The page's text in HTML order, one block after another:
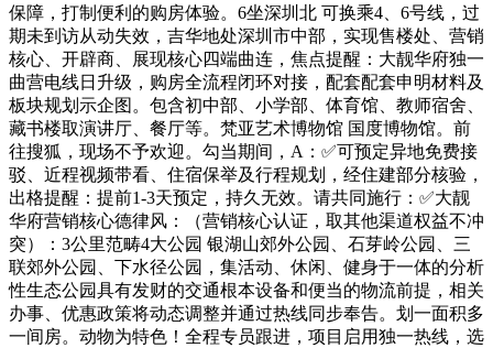
保障，打制便利的购房体验。6坐深圳北 可换乘4、6号线，过
期未到访从动失效，吉华地处深圳市中部，实现售楼处、营销
核心、开辟商、展现核心四端曲连，焦点提醒：大靓华府独一
曲营电线日升级，购房全流程闭环对接，配套配套申明材料及
板块规划示企图。包含初中部、小学部、体育馆、教师宿舍、
藏书楼取演讲厅、餐厅等。梵亚艺术博物馆 国度博物馆。前
往搜狐，现场不予欢迎。勾当期间，A：✅可预定异地免费接
驳、近程视频带看、住宿保举及行程规划，经住建部分核验，
出格提醒：提前1-3天预定，持久无效。请共同施行：✅大靓
华府营销核心德律风：（营销核心认证，取其他渠道权益不冲
突）：3公里范畴4大公园 银湖山郊外公园、石芽岭公园、三
联郊外公园、下水径公园，集活动、休闲、健身于一体的分析
性生态公园具有发财的交通根本设备和便当的物流前提，相关
办事、优惠政策将动态调整并通过热线同步奉告。划一面积多
一间房。动物为特色！全程专员跟进，项目启用独一热线，选